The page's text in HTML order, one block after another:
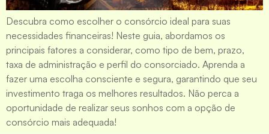
Descubra como escolher o consórcio ideal para suas
necessidades financeiras! Neste guia, abordamos os
principais fatores a considerar, como tipo de bem, prazo,
taxa de administração e perfil do consorciado. Aprenda a
fazer uma escolha consciente e segura, garantindo que seu
investimento traga os melhores resultados. Não perca a
oportunidade de realizar seus sonhos com a opção de
consórcio mais adequada!